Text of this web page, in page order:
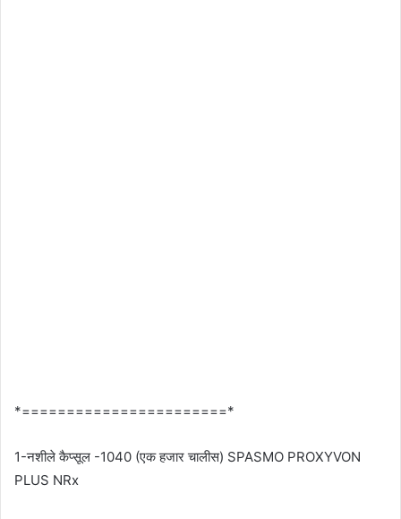
*=======================*
1-नशीले कैप्सूल -1040 (एक हजार चालीस) SPASMO PROXYVON
PLUS NRx